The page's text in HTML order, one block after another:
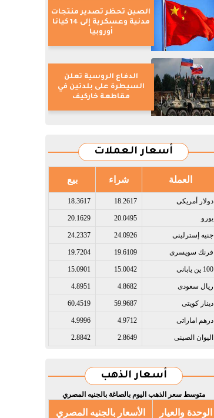
الصين تحظر تصدير منتجات
مدنية وعسكرية إلى 14 كيانا
أوروبيا
الدفاع الروسية تعلن
السيطرة على بلدتين في
مقاطعة خاركيف
أسعار العملات
العملة شراء بيع
دولار أمريكى​ 18.2617
18.3617
يورو​ 20.0495
20.1629
جنيه إسترلينى​ 24.0926
24.2337
فرنك سويسرى​ 19.6109
19.7204
100 ين يابانى​ 15.0042
15.0901
ريال سعودى​ 4.8682
4.8951
دينار كويتى​ 59.9687
60.4519
درهم اماراتى​ 4.9712
4.9996
اليوان الصينى​ 2.8649
2.8842
أسعار الذهب
متوسط سعر الذهب اليوم بالصاغة بالجنيه المصري
الوحدة والعيار الأسعار بالجنيه المصري